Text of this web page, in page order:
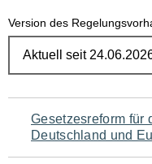
Version des
Navigation
für
Gesetzesreform für
Deutschland und